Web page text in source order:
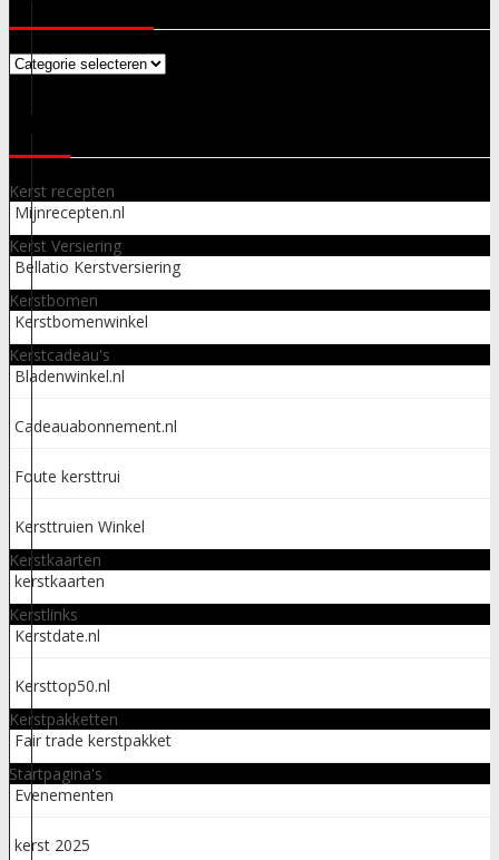
Categorieën
Kerst recepten
Mijnrecepten.nl
Kerst Versiering
Bellatio Kerstversiering
Kerstbomen
Kerstbomenwinkel
Kerstcadeau's
Bladenwinkel.nl
Cadeauabonnement.nl
Foute kersttrui
Kersttruien Winkel
Kerstkaarten
kerstkaarten
Kerstlinks
Kerstdate.nl
Kersttop50.nl
Kerstpakketten
Fair trade kerstpakket
Startpagina's
Evenementen
kerst 2025